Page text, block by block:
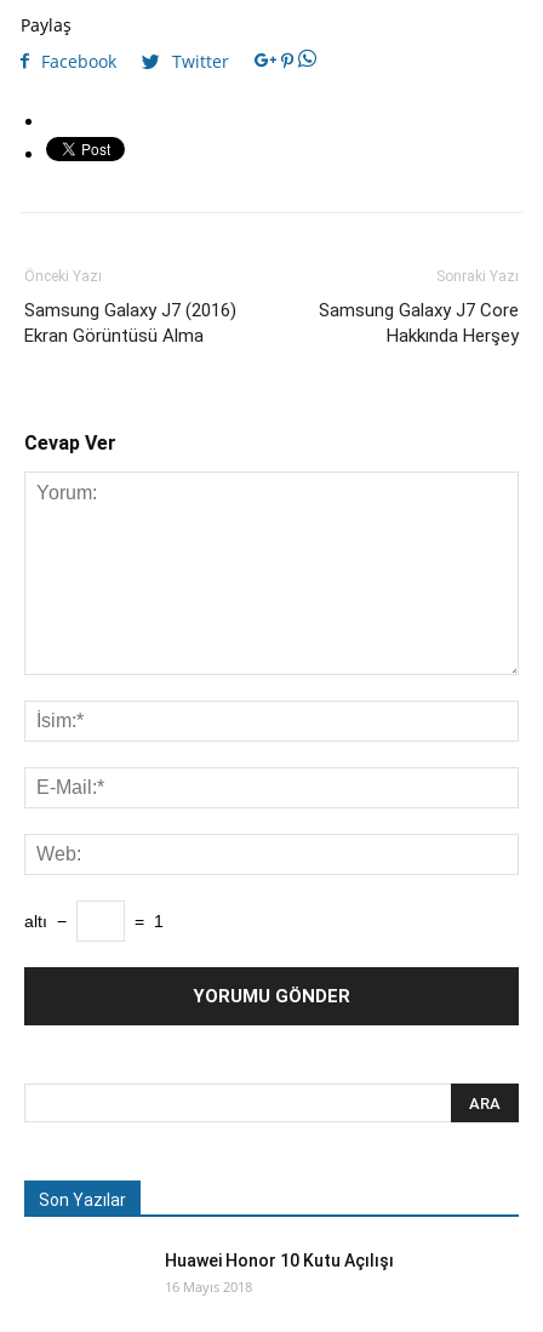
Paylaş
Facebook
Twitter
Önceki Yazı
Samsung Galaxy J7 (2016)
Ekran Görüntüsü Alma
Sonraki Yazı
Samsung Galaxy J7 Core
Hakkında Herşey
Cevap Ver
altı − = 1
Son Yazılar
Huawei Honor 10 Kutu Açılışı
16 Mayıs 2018